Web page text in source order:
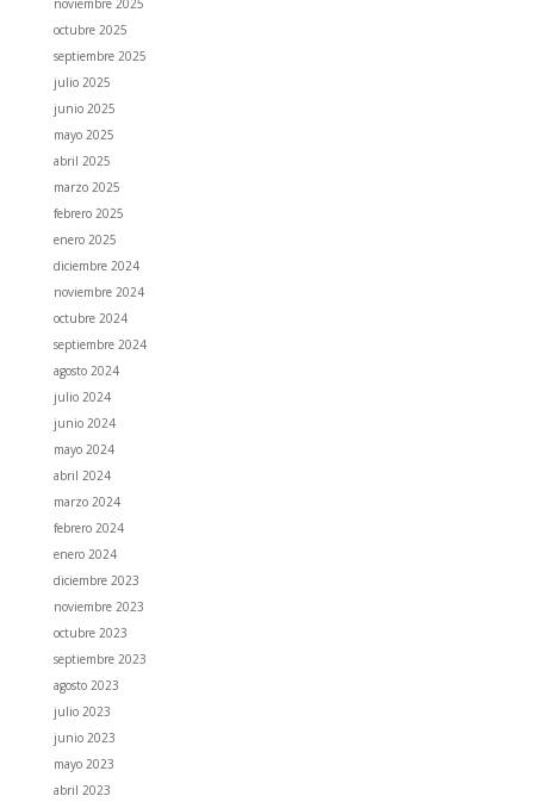
noviembre 2025
octubre 2025
septiembre 2025
julio 2025
junio 2025
mayo 2025
abril 2025
marzo 2025
febrero 2025
enero 2025
diciembre 2024
noviembre 2024
octubre 2024
septiembre 2024
agosto 2024
julio 2024
junio 2024
mayo 2024
abril 2024
marzo 2024
febrero 2024
enero 2024
diciembre 2023
noviembre 2023
octubre 2023
septiembre 2023
agosto 2023
julio 2023
junio 2023
mayo 2023
abril 2023